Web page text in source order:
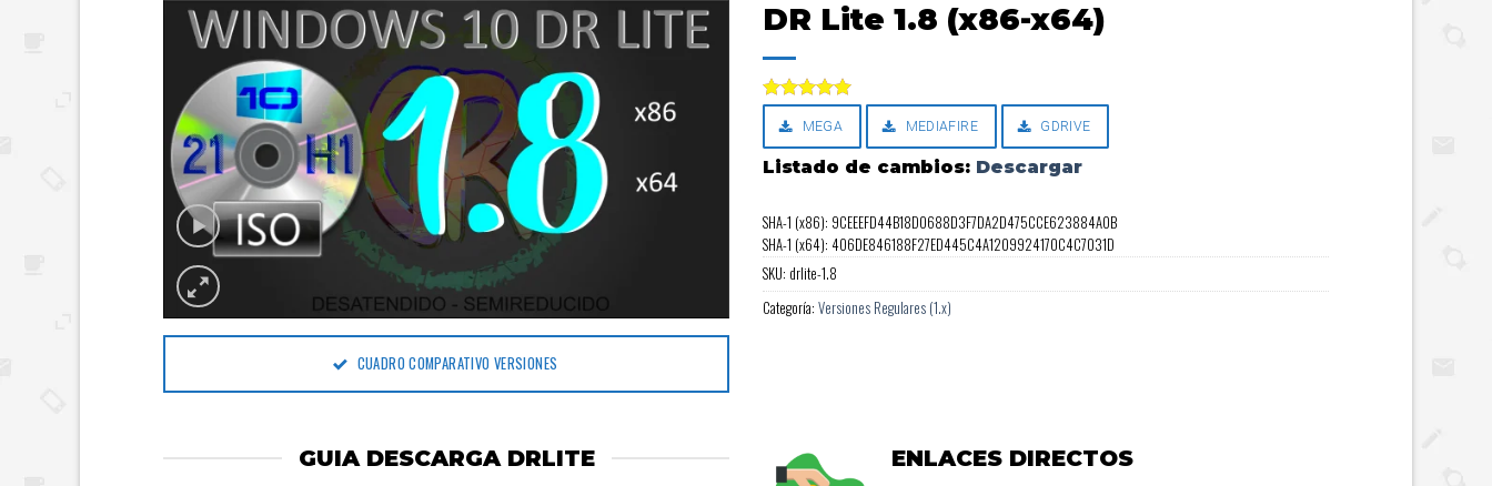
CUADRO COMPARATIVO VERSIONES
DR Lite 1.8 (x86-x64)
con
5.00
de 5
MEGA MEDIAFIRE GDRIVE
Listado de cambios: Descargar
SHA-1 (x86): 9CEEEFD44B18D0688D3F7DA2D475CCE623884A0B
SHA-1 (x64): 406DE846188F27ED445C4A1209924170C4C7031D
SKU: drlite-1.8
Categoría: Versiones Regulares (1.x)
GUIA DESCARGA DRLITE
ENLACES DIRECTOS